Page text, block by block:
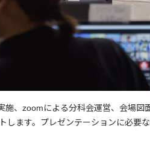
、zoomによる分科会運営、会場図
ます。プレゼンテーションに必要